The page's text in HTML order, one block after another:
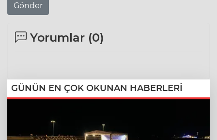
Gönder
Yorumlar (0)
GÜNÜN EN ÇOK OKUNAN HABERLERİ